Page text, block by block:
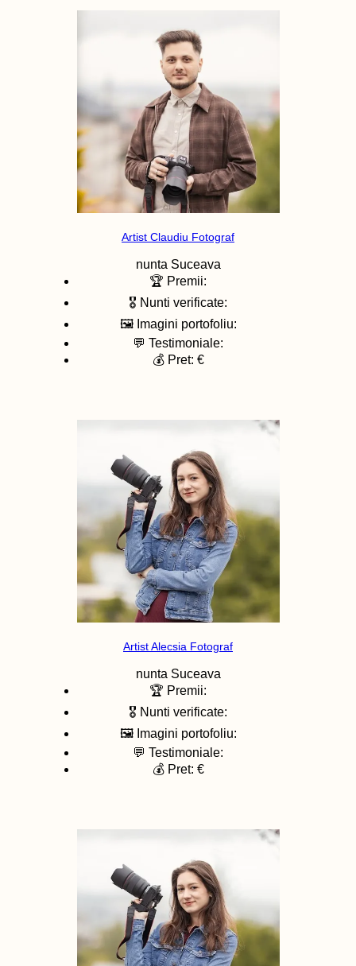
Artist Claudiu Fotograf
nunta Suceava
🏆 Premii:
🎖️ Nunti verificate:
🖼️ Imagini portofoliu:
💬 Testimoniale:
💰 Pret: €
Artist Alecsia Fotograf
nunta Suceava
🏆 Premii:
🎖️ Nunti verificate:
🖼️ Imagini portofoliu:
💬 Testimoniale:
💰 Pret: €